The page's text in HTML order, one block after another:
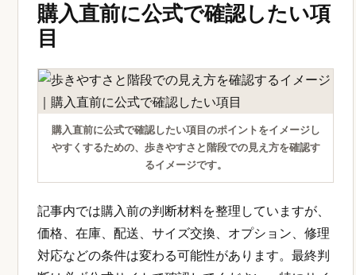
購入直前に公式で確認したい項
目
購入直前に公式で確認したい項目のポイントをイメージし
やすくするための、歩きやすさと階段での見え方を確認す
るイメージです。
記事内では購入前の判断材料を整理していますが、
価格、在庫、配送、サイズ交換、オプション、修理
対応などの条件は変わる可能性があります。最終判